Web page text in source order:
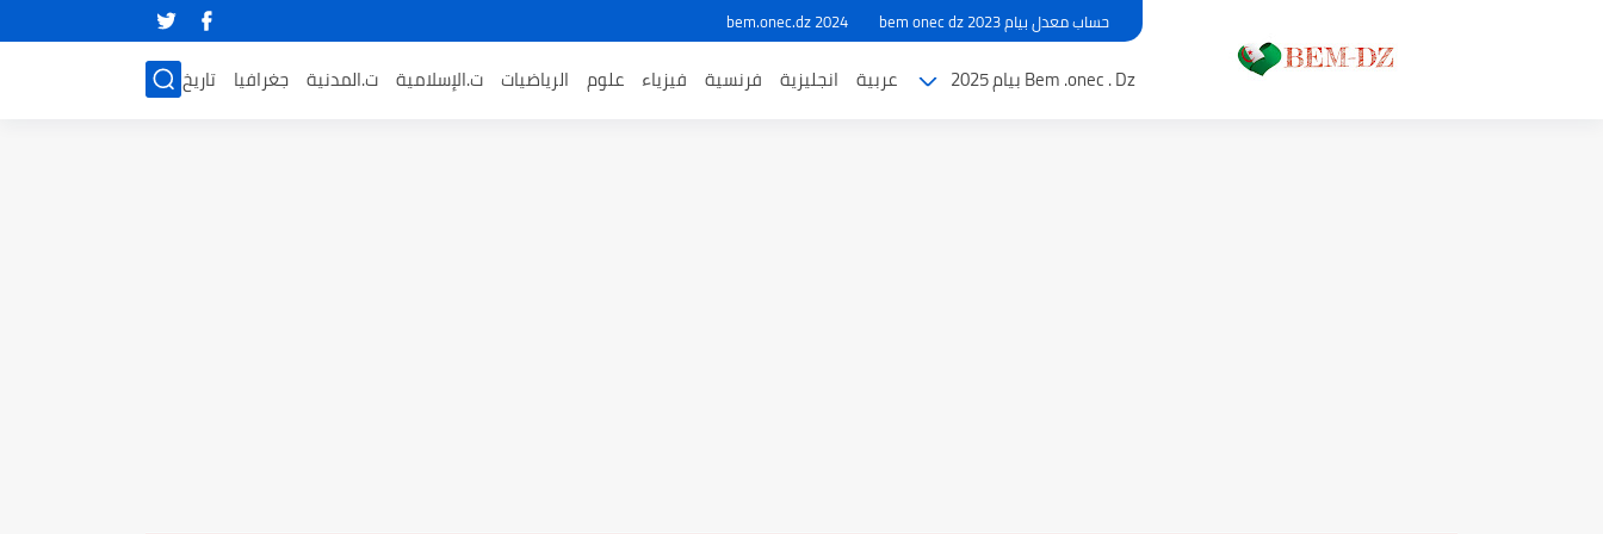
حساب معدل بيام 2023 bem onec dz bem.onec.dz 2024
Bem .onec . Dz بيام 2025 عربية انجليزية فرنسية فيزياء علوم الرياضيات ت.الإسلامية ت.المدنية جغرافيا تاريخ